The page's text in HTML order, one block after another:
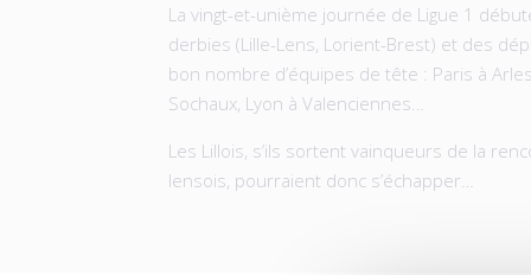
La vingt-et-unième journée de Ligue 1
derbies (Lille-Lens, Lorient-Brest) et des
bon nombre d’équipes de tête : Paris à
Sochaux, Lyon à Valenciennes…
Les Lillois, s’ils sortent vainqueurs de la
lensois, pourraient donc s’échapper…